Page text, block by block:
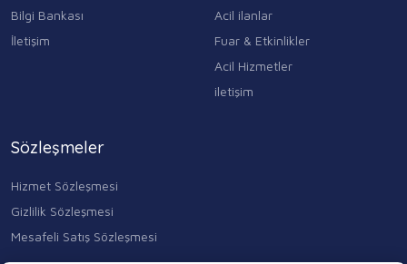
Bilgi Bankası
İletişim
Acil ilanlar
Fuar & Etkinlikler
Acil Hizmetler
iletişim
Sözleşmeler
Hizmet Sözleşmesi
Gizlilik Sözleşmesi
Mesafeli Satış Sözleşmesi